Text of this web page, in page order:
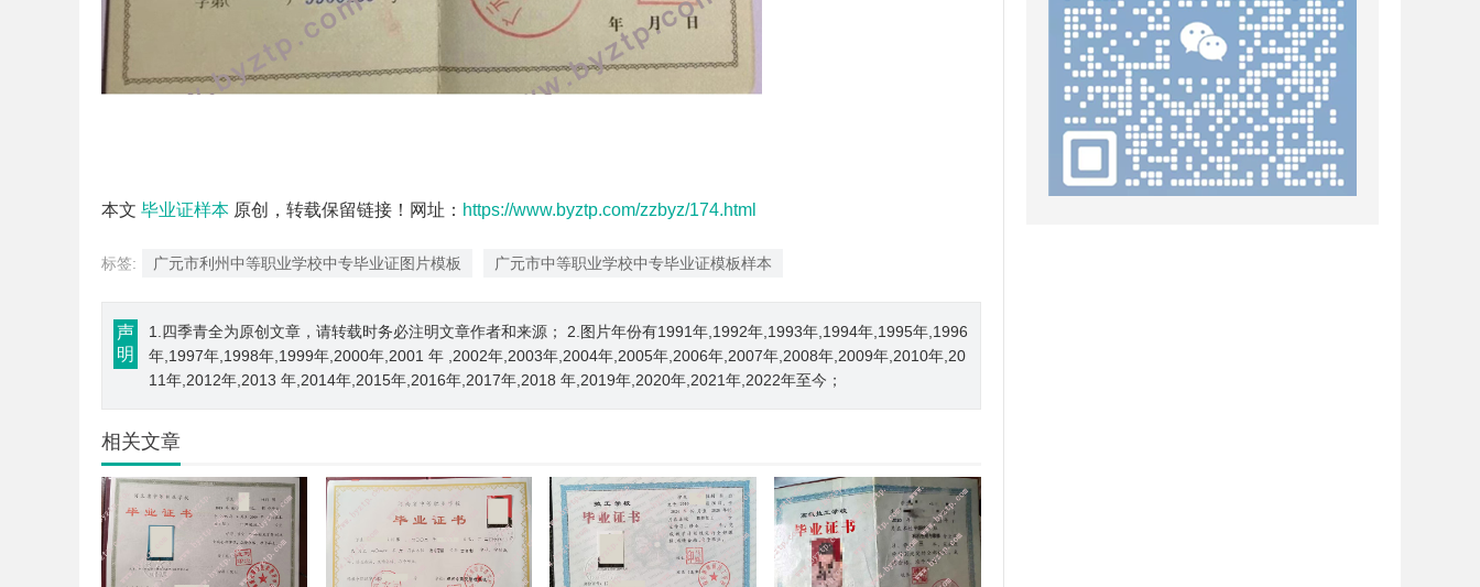
本文 毕业证样本 原创，转载保留链接！网址： https://www.byztp.com/zzbyz/174.html
标签: 广元市利州中等职业学校中专毕业证图片模板 广元市中等职业学校中专毕业证模板样本
声
明
1.四季青全为原创文章，请转载时务必注明文章作者和来源； 2.图片年份有1991年,1992年,1993年,1994年,1995年,1996
年,1997年,1998年,1999年,2000年,2001 年 ,2002年,2003年,2004年,2005年,2006年,2007年,2008年,2009年,2010年,20
11年,2012年,2013 年,2014年,2015年,2016年,2017年,2018 年,2019年,2020年,2021年,2022年至今；
相关文章